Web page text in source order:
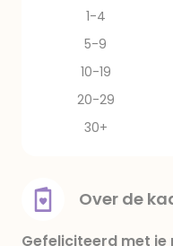
1-4
5-9
10-19
20-29
30+
Over de
Gefeliciteerd met je